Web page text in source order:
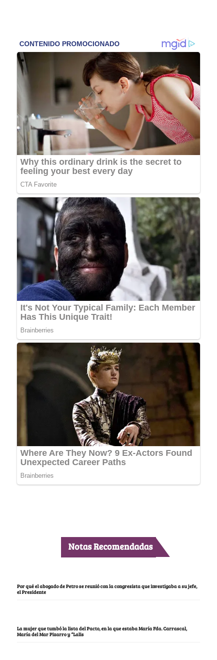
Notas Recomendadas
Por qué el abogado de Petro se reunió con la congresista que investigaba a su jefe,
el Presidente
La mujer que tumbó la lista del Pacto, en la que estaba María Fda. Carrascal,
María del Mar Pizarro y “Lalis